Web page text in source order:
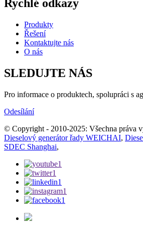
Rychlé odkazy
Produkty
Řešení
Kontaktujte nás
O nás
SLEDUJTE NÁS
Pro informace o produktech, spolupráci s
Odesílání
© Copyright - 2010-2025: Všechna práva
Dieselový generátor řady WEICHAI,
SDEC Shanghai,